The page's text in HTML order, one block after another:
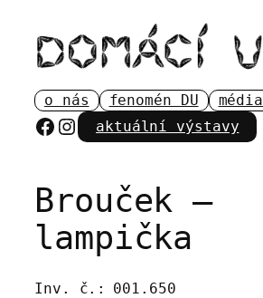
obsah
o nás fenomén DU média
Facebook
Instagram
aktuální výstavy
Brouček –
lampička
Inv. č.: 001.650